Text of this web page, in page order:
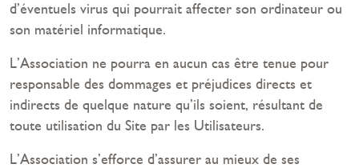
d’éventuels virus qui pourrait affecter son ordinateur ou
son matériel informatique.
L’Association ne pourra en aucun cas être tenue pour
responsable des dommages et préjudices directs et
indirects de quelque nature qu’ils soient, résultant de
toute utilisation du Site par les Utilisateurs.
L’Association s’efforce d’assurer au mieux de ses